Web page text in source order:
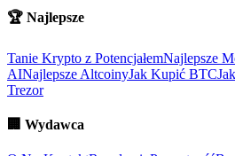
🏆 Najlepsze
Tanie Krypto z PotencjałemNajlepsze
AINajlepsze AltcoinyJak Kupić BTC
Trezor
🏢 Wydawca